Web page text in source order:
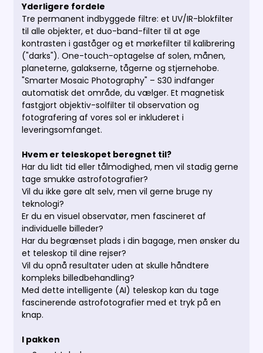
Yderligere fordele
Tre permanent indbyggede filtre: et UV/IR-blokfilter
til alle objekter, et duo-band-filter til at øge
kontrasten i gaståger og et mørkefilter til kalibrering
("darks"). One-touch-optagelse af solen, månen,
planeterne, galakserne, tågerne og stjernehobe.
"Smarter Mosaic Photography" – S30 indfanger
automatisk det område, du vælger. Et magnetisk
fastgjort objektiv-solfilter til observation og
fotografering af vores sol er inkluderet i
leveringsomfanget.
Hvem er teleskopet beregnet til?
Har du lidt tid eller tålmodighed, men vil stadig gerne
tage smukke astrofotografier?
Vil du ikke gøre alt selv, men vil gerne bruge ny
teknologi?
Er du en visuel observatør, men fascineret af
individuelle billeder?
Har du begrænset plads i din bagage, men ønsker du
et teleskop til dine rejser?
Vil du opnå resultater uden at skulle håndtere
kompleks billedbehandling?
Med dette intelligente (AI) teleskop kan du tage
fascinerende astrofotografier med et tryk på en
knap.
I pakken